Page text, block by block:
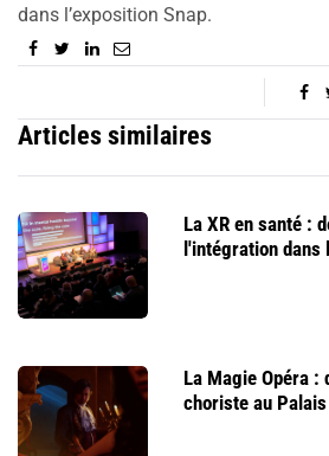
dans l’exposition Snap.
Articles similaires
La XR en santé :
l'intégration dans
La Magie Opéra :
choriste au